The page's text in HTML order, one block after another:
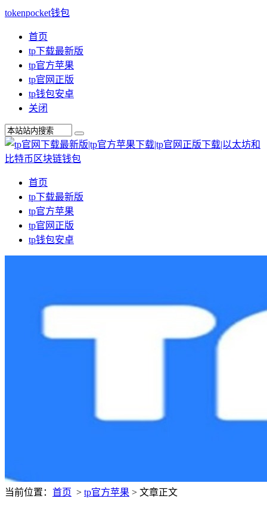
tokenpocket钱包
首页
tp下载最新版
tp官方苹果
tp官网正版
tp钱包安卓
关闭
首页
tp下载最新版
tp官方苹果
tp官网正版
tp钱包安卓
当前位置： 首页 > tp官方苹果 > 文章正文